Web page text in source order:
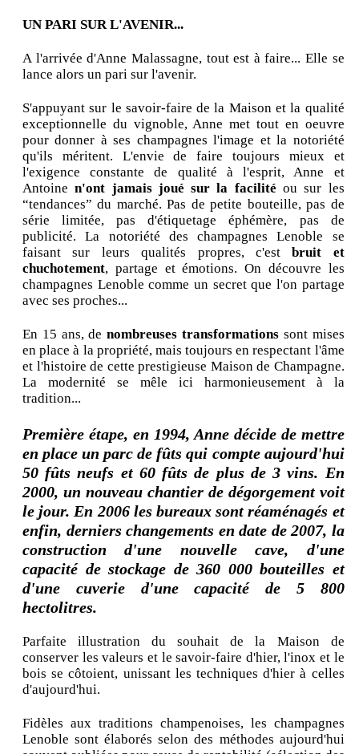
UN PARI SUR L'AVENIR...
A l'arrivée d'Anne Malassagne, tout est à faire... Elle se
lance alors un pari sur l'avenir.
S'appuyant sur le savoir-faire de la Maison et la qualité
exceptionnelle du vignoble, Anne met tout en oeuvre
pour donner à ses champagnes l'image et la notoriété
qu'ils méritent. L'envie de faire toujours mieux et
l'exigence constante de qualité à l'esprit, Anne et
Antoinen'ont jamais joué sur la facilité ou sur les
“tendances” du marché. Pas de petite bouteille, pas de
série limitée, pas d'étiquetage éphémère, pas de
publicité. La notoriété des champagnes Lenoble se
faisant sur leurs qualités propres, c'estbruit et
chuchotement, partage et émotions. On découvre les
champagnes Lenoble comme un secret que l'on partage
avec ses proches...
En 15 ans, denombreuses transformations sont mises
en place à la propriété, mais toujours en respectant l'âme
et l'histoire de cette prestigieuse Maison de Champagne.
La modernité se mêle ici harmonieusement à la
tradition...
Première étape, en 1994, Anne décide de mettre
en place un parc de fûts qui compte aujourd'hui
50 fûts neufs et 60 fûts de plus de 3 vins. En
2000, un nouveau chantier de dégorgement voit
le jour. En 2006 les bureaux sont réaménagés et
enfin, derniers changements en date de 2007, la
construction d'une nouvelle cave, d'une
capacité de stockage de 360 000 bouteilles et
d'une cuverie d'une capacité de 5 800
hectolitres.
Parfaite illustration du souhait de la Maison de
conserver les valeurs et le savoir-faire d'hier, l'inox et le
bois se côtoient, unissant les techniques d'hier à celles
d'aujourd'hui.
Fidèles aux traditions champenoises, les champagnes
Lenoble sont élaborés selon des méthodes aujourd'hui